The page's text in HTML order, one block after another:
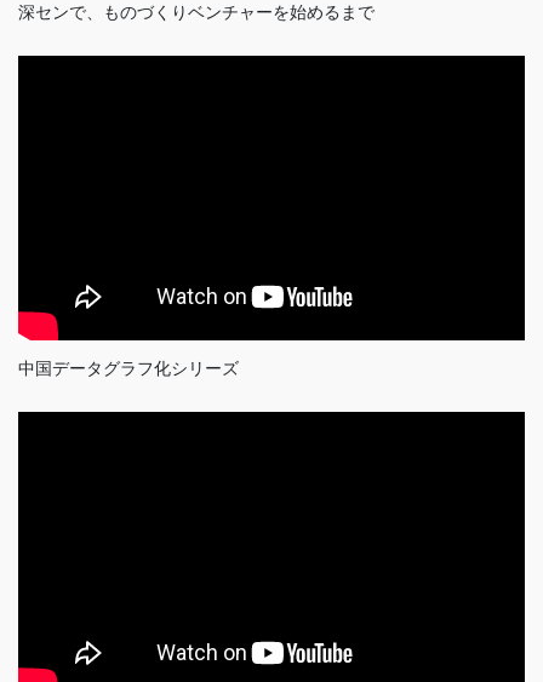
深センで、ものづくりベンチャーを始めるまで
中国データグラフ化シリーズ